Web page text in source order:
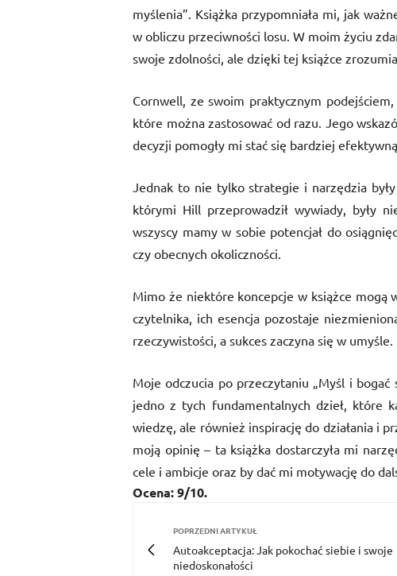
myślenia”. Książka przypomniała mi, jak
w obliczu przeciwności losu. W moim życiu
swoje zdolności, ale dzięki tej książce
Cornwell, ze swoim praktycznym
które można zastosować od razu. Jego
decyzji pomogły mi stać się bardziej
Jednak to nie tylko strategie i narzędzia
którymi Hill przeprowadził wywiady, były
wszyscy mamy w sobie potencjał do
czy obecnych okoliczności.
Mimo że niektóre koncepcje w książce mogą
czytelnika, ich esencja pozostaje
rzeczywistości, a sukces zaczyna się w umyśle.
Moje odczucia po przeczytaniu „Myśl i
jedno z tych fundamentalnych dzieł, które
wiedzę, ale również inspirację do działania i
moją opinię – ta książka dostarczyła mi
cele i ambicje oraz by dać mi motywację do
Ocena: 9/10.
POPRZEDNI ARTYKUŁ
Autoakceptacja: Jak pokochać siebie i swoje
niedoskonałości